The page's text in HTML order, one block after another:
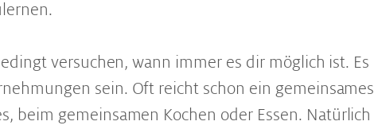
versuchen, wann immer es dir möglich ist. Es
sein. Oft reicht schon ein gemeinsames
beim gemeinsamen Kochen oder Essen. Natürlich